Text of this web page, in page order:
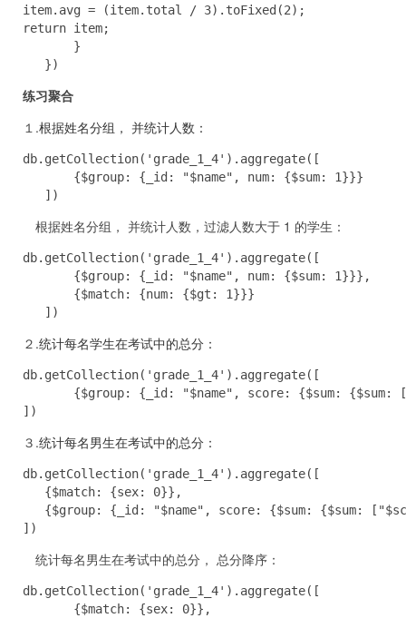
item.avg = (item.total / 3).toFixed(2);
return item;
}
})
练习聚合
１.根据姓名分组， 并统计人数：
db.getCollection('grade_1_4').aggregate([
{$group: {_id: "$name", num: {$sum: 1}}}
])
根据姓名分组， 并统计人数，过滤人数大于 1 的学生：
db.getCollection('grade_1_4').aggregate([
{$group: {_id: "$name", num: {$sum: 1}}},
{$match: {num: {$gt: 1}}}
])
２.统计每名学生在考试中的总分：
db.getCollection('grade_1_4').aggregate([
{$group: {_id: "$name", score: {$sum: {$sum:
])
３.统计每名男生在考试中的总分：
db.getCollection('grade_1_4').aggregate([
{$match: {sex: 0}},
{$group: {_id: "$name", score: {$sum: {$sum:
])
统计每名男生在考试中的总分， 总分降序：
db.getCollection('grade_1_4').aggregate([
{$match: {sex: 0}},